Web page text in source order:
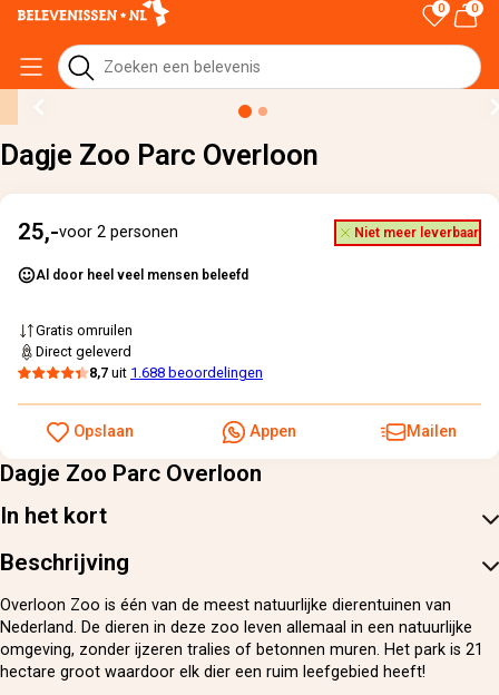
0 0
› Dagje Zoo Parc Overloon
Dagje Zoo Parc Overloon
Dagje Zoo Parc Overloon
In het kort
Beschrijving
Overloon Zoo is één van de meest natuurlijke dierentuinen van
Nederland. De dieren in deze zoo leven allemaal in een natuurlijke
omgeving, zonder ijzeren tralies of betonnen muren. Het park is 21
hectare groot waardoor elk dier een ruim leefgebied heeft!
25,-voor 2 personen Niet meer leverbaar
Al door heel veel mensen beleefd
Gratis omruilen
Direct geleverd
8,7 uit 1.688 beoordelingen
Opslaan Appen Mailen